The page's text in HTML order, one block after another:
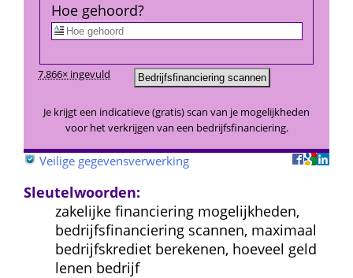
7.866× ingevuld
Je krijgt een indicatieve (gratis) scan van je mogelijkheden
voor het verkrijgen van een bedrijfsfinanciering.
Hoe gehoord?
Veilige gegevensverwerking
Sleutelwoorden:
zakelijke financiering mogelijkheden,
bedrijfsfinanciering scannen, maximaal
bedrijfskrediet berekenen, hoeveel geld
lenen bedrijf